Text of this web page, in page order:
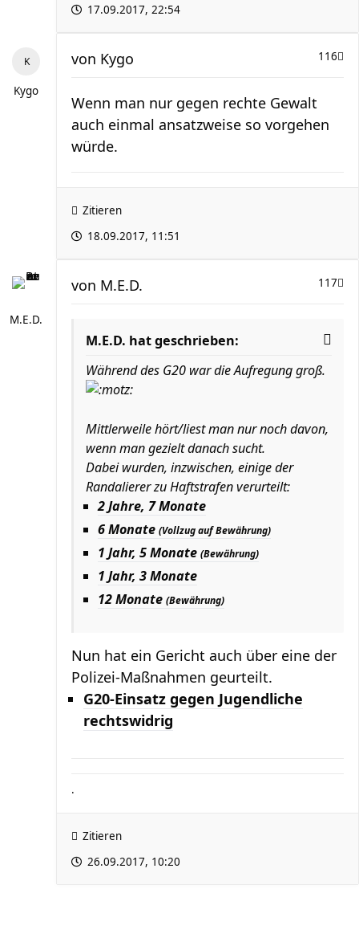
17.09.2017, 22:54
Kygo
116
von Kygo
Wenn man nur gegen rechte Gewalt
auch einmal ansatzweise so vorgehen
würde.
Zitieren
18.09.2017, 11:51
M.E.D.
117
von M.E.D.
M.E.D. hat geschrieben:
Während des G20 war die Aufregung groß.
Mittlerweile hört/liest man nur noch davon,
wenn man gezielt danach sucht.
Dabei wurden, inzwischen, einige der
Randalierer zu Haftstrafen verurteilt:
2 Jahre, 7 Monate
6 Monate (Vollzug auf Bewährung)
1 Jahr, 5 Monate (Bewährung)
1 Jahr, 3 Monate
12 Monate (Bewährung)
Nun hat ein Gericht auch über eine der
Polizei-Maßnahmen geurteilt.
G20-Einsatz gegen Jugendliche
rechtswidrig
.
Zitieren
26.09.2017, 10:20